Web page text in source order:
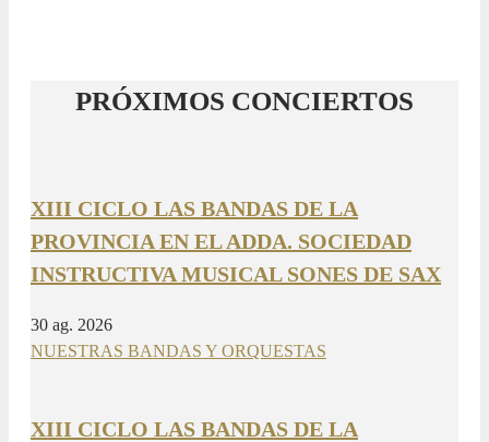
PRÓXIMOS CONCIERTOS
XIII CICLO LAS BANDAS DE LA
PROVINCIA EN EL ADDA. SOCIEDAD
INSTRUCTIVA MUSICAL SONES DE SAX
30 ag. 2026
NUESTRAS BANDAS Y ORQUESTAS
XIII CICLO LAS BANDAS DE LA